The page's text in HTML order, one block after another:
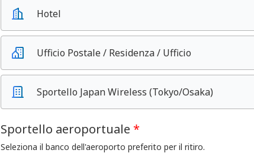
Hotel
Ufficio Postale / Residenza / Ufficio
Sportello Japan Wireless (Tokyo/Osaka)
Sportello aeroportuale *
Seleziona il banco dell'aeroporto preferito per il ritiro.